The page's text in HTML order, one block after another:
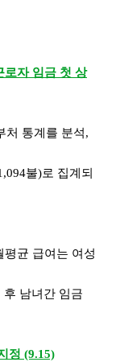
로자 임금 첫 상
처 통계를 분석,
불)로 집계되
균 급여는 여성
남녀간 임금
정 (9.15)